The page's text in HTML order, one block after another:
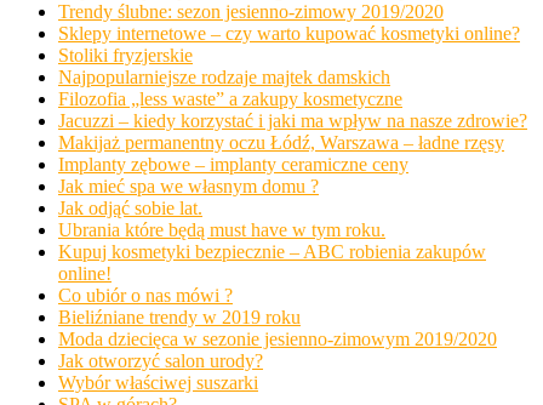
Trendy ślubne: sezon jesienno-zimowy 2019/2020
Sklepy internetowe – czy warto kupować kosmetyki online?
Stoliki fryzjerskie
Najpopularniejsze rodzaje majtek damskich
Filozofia „less waste” a zakupy kosmetyczne
Jacuzzi – kiedy korzystać i jaki ma wpływ na nasze zdrowie?
Makijaż permanentny oczu Łódź, Warszawa – ładne rzęsy
Implanty zębowe – implanty ceramiczne ceny
Jak mieć spa we własnym domu ?
Jak odjąć sobie lat.
Ubrania które będą must have w tym roku.
Kupuj kosmetyki bezpiecznie – ABC robienia zakupów
online!
Co ubiór o nas mówi ?
Bieliźniane trendy w 2019 roku
Moda dziecięca w sezonie jesienno-zimowym 2019/2020
Jak otworzyć salon urody?
Wybór właściwej suszarki